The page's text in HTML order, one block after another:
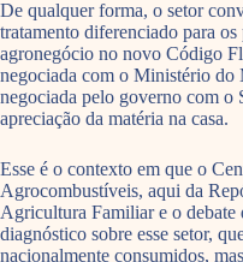
De qualquer forma, o setor
tratamento diferenciado para
agronegócio no novo Código
negociada com o Ministério do
negociada pelo governo com o
apreciação da matéria na casa.
Esse é o contexto em que o
Agrocombustíveis, aqui da
Agricultura Familiar e o
diagnóstico sobre esse setor,
nacionalmente consumidos,